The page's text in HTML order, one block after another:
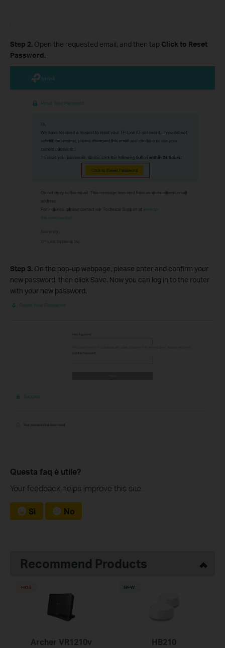
Step 2. Open the requested email, and then tap Click to Reset
Password.
Step 3. On the pop-up webpage, please enter and confirm your
new password, then click Save. Now you can log in to the router
with your new password.
Questa faq è utile?
Your feedback helps improve this site.
Sì No
Recommend Products
Archer VR1210v
HOT
HB210
NEW